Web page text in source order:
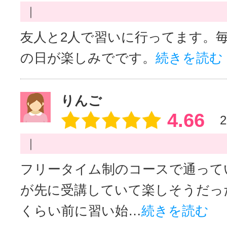
｜
友人と2人で習いに行ってます。
の日が楽しみでです。 続きを読む
りんご
4.66
｜
フリータイム制のコースで通っ
が先に受講していて楽しそうだ
くらい前に習い始…続きを読む